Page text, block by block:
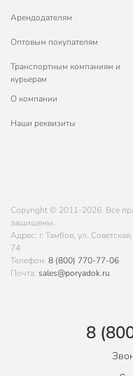
Арендодателям
Оптовым покупателям
Транспортным компаниям и
курьерам
О компании
Наши реквизиты
Copyright © 2011-2026. Все
защищены.
Адрес: г. Тамбов, ул.
74
Телефон: 8 (800) 770-77-06
Почта: sales@poryadok.ru
8